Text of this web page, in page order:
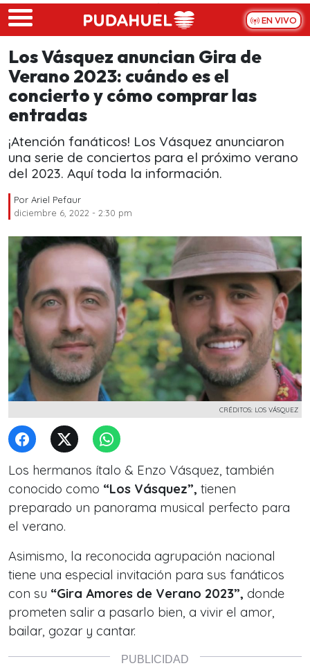
Skip to main content
EN VIVO
Los Vásquez anuncian Gira de
Verano 2023: cuándo es el
concierto y cómo comprar las
entradas
¡Atención fanáticos! Los Vásquez anunciaron
una serie de conciertos para el próximo verano
del 2023. Aquí toda la información.
Por Ariel Pefaur
diciembre 6, 2022 - 2:30 pm
CRÉDITOS: LOS VÁSQUEZ
Los hermanos ítalo & Enzo Vásquez, también
conocido como “Los Vásquez”, tienen
preparado un panorama musical perfecto para
el verano.
Asimismo, la reconocida agrupación nacional
tiene una especial invitación para sus fanáticos
con su “Gira Amores de Verano 2023”, donde
prometen salir a pasarlo bien, a vivir el amor,
bailar, gozar y cantar.